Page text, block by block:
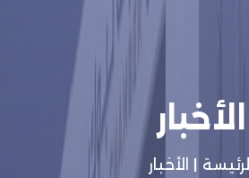
الأخبار
الرئيسة | الأخبار